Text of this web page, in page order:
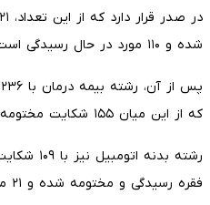
شده و ۱۱۰ مورد در حال رسیدگی است.
که از این میان ۱۵۵ شکایت مختومه و ۸۱ شکایت در حال بررسی است.
فقره رسیدگی و مختومه شده و ۲۱ مورد دیگر در حال رسیدگی است.